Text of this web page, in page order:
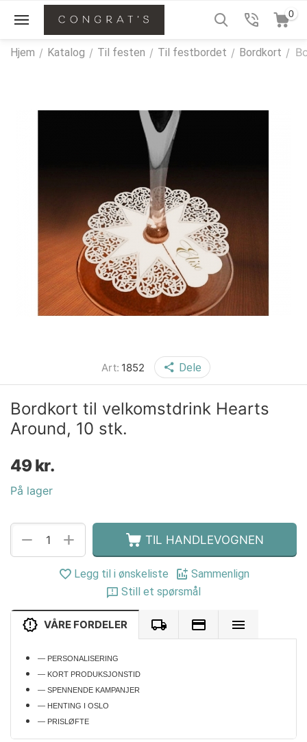
0
Hjem / Katalog / Til festen / Til festbordet / Bordkort /
Art: 1852 Dele
Bordkort til velkomstdrink Hearts
Around, 10 stk.
49 kr.
På lager
+
− TIL HANDLEVOGNEN
Legg til i ønskeliste
Sammenlign
Still et spørsmål
VÅRE FORDELER
— PERSONALISERING
— KORT PRODUKSJONSTID
— SPENNENDE KAMPANJER
— HENTING I OSLO
— PRISLØFTE